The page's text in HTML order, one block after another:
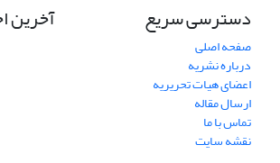
دسترسی سریع
صفحه اصلی
درباره نشریه
اعضای هیات تحریریه
ارسال مقاله
تماس با ما
نقشه سایت
آخرین